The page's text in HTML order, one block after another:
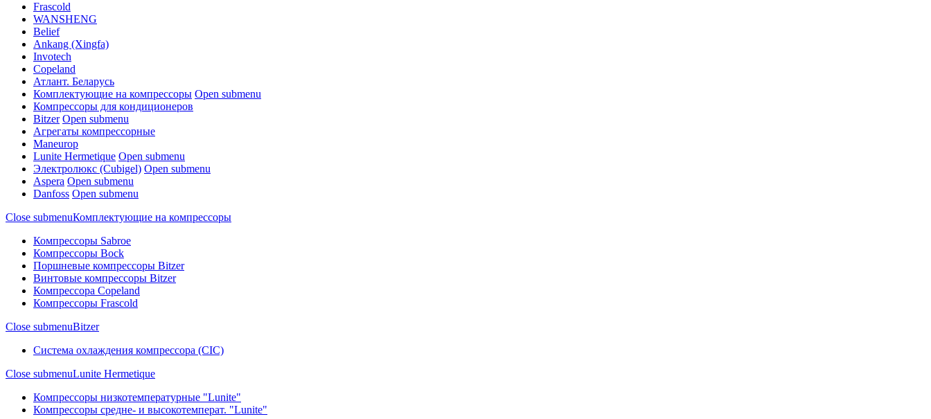
Frascold
WANSHENG
Belief
Ankang (Xingfa)
Invotech
Copeland
Атлант. Беларусь
Комплектующие на компрессоры Open submenu
Компрессоры для кондиционеров
Bitzer Open submenu
Агрегаты компрессорные
Maneurop
Lunite Hermetique Open submenu
Электролюкс (Cubigel) Open submenu
Aspera Open submenu
Danfoss Open submenu
Close submenuКомплектующие на компрессоры
Компрессоры Sabroe
Компрессоры Bock
Поршневые компрессоры Bitzer
Винтовые компрессоры Bitzer
Компрессора Copeland
Компрессоры Frascold
Close submenuBitzer
Система охлаждения компрессора (CIC)
Close submenuLunite Hermetique
Компрессоры низкотемпературные "Lunite"
Компрессоры средне- и высокотемперат. "Lunite"